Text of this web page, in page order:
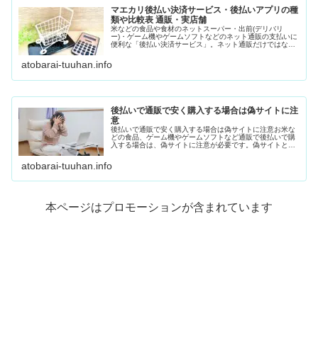
マエカリ後払い決済サービス・後払いアプリの種
類や比較表 通販・実店舗
米などの食品や食材のネットスーパー・出前(デリバリ
ー)・ゲーム機やゲームソフトなどのネット通販の支払いに
便利な「後払い決済サービス」。ネット通販だけではな
atobarai-tuuhan.info
後払いで通販で安く購入する場合は偽サイトに注
意
後払いで通販で安く購入する場合は偽サイトに注意お米な
どの食品、ゲーム機やゲームソフトなど通販で後払いで購
入する場合は、偽サイトに注意が必要です。偽サイトと
atobarai-tuuhan.info
本ページはプロモーションが含まれています